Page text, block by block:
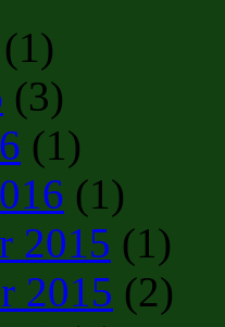
(1)
(3)
(1)
(1)
2015 (1)
2015 (2)